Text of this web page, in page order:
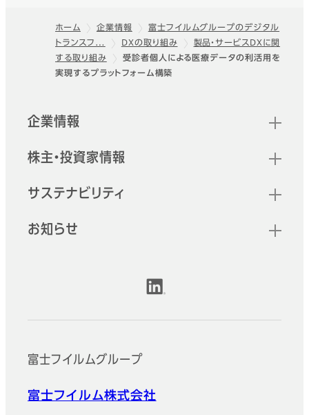
フッター
ホーム 企業情報
富士フイルムグループのデジタル
トランスフ…
DXの取り組み
製品・サービスDXに関
する取り組み
受診者個人による医療データの利活用を
実現するプラットフォーム構築
クイックリンク
企業情報
株主・投資家情報
サステナビリティ
お知らせ
富士フイルムグループ
富士フイルム株式会社